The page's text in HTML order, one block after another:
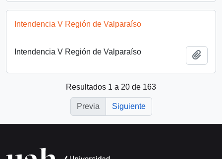
Intendencia V Región de Valparaíso
Intendencia V Región de Valparaíso
Resultados 1 a 20 de 163
Previa Siguiente